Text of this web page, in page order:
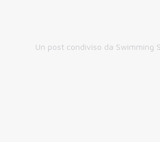
Un post condiviso da Swimming